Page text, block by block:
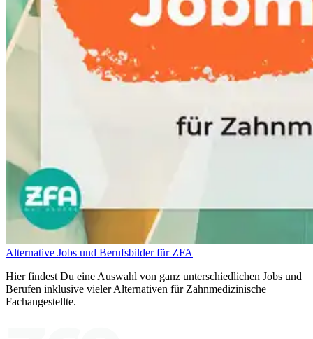
Alternative Jobs und Berufsbilder für ZFA
Hier findest Du eine Auswahl von ganz unterschiedlichen Jobs und
Berufen inklusive vieler Alternativen für Zahnmedizinische
Fachangestellte.